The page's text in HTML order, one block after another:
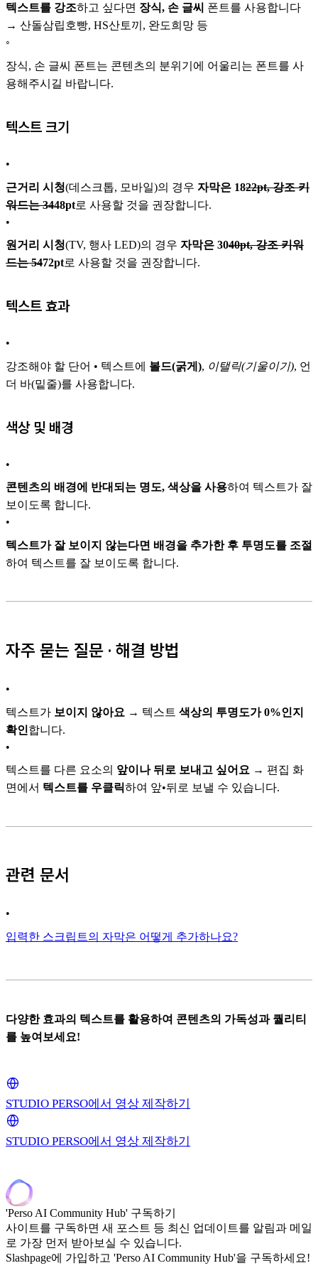
텍스트를 강조하고 싶다면 장식, 손 글씨 폰트를 사용합니다
→ 산돌삼립호빵, HS산토끼, 완도희망 등
◦
장식, 손 글씨 폰트는 콘텐츠의 분위기에 어울리는 폰트를 사
용해주시길 바랍니다.
텍스트 크기
•
근거리 시청(데스크톱, 모바일)의 경우 자막은 1822pt, 강조 키
워드는 3448pt로 사용할 것을 권장합니다.
•
원거리 시청(TV, 행사 LED)의 경우 자막은 3040pt, 강조 키워
드는 5472pt로 사용할 것을 권장합니다.
텍스트 효과
•
강조해야 할 단어 • 텍스트에 볼드(굵게), 이탤릭(기울이기), 언
더 바(밑줄)를 사용합니다.
색상 및 배경
•
콘텐츠의 배경에 반대되는 명도, 색상을 사용하여 텍스트가 잘
보이도록 합니다.
•
텍스트가 잘 보이지 않는다면 배경을 추가한 후 투명도를 조절
하여 텍스트를 잘 보이도록 합니다.
자주 묻는 질문 · 해결 방법
•
텍스트가 보이지 않아요 → 텍스트 색상의 투명도가 0%인지
확인합니다.
•
텍스트를 다른 요소의 앞이나 뒤로 보내고 싶어요 → 편집 화
면에서 텍스트를 우클릭하여 앞•뒤로 보낼 수 있습니다.
관련 문서
•
입력한 스크립트의 자막은 어떻게 추가하나요?
다양한 효과의 텍스트를 활용하여 콘텐츠의 가독성과 퀄리티
를 높여보세요!
STUDIO PERSO에서 영상 제작하기
STUDIO PERSO에서 영상 제작하기
'Perso AI Community Hub' 구독하기
사이트를 구독하면 새 포스트 등 최신 업데이트를 알림과 메일
로 가장 먼저 받아보실 수 있습니다.
Slashpage에 가입하고 'Perso AI Community Hub'을 구독하세요!